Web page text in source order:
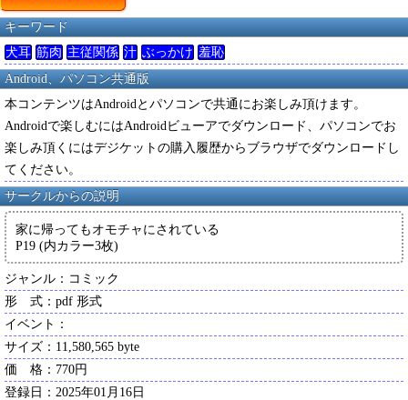
キーワード
犬耳 筋肉 主従関係 汁 ぶっかけ 羞恥
Android、パソコン共通版
本コンテンツはAndroidとパソコンで共通にお楽しみ頂けます。
Androidで楽しむにはAndroidビューアでダウンロード、パソコンでお
楽しみ頂くにはデジケットの購入履歴からブラウザでダウンロードし
てください。
サークルからの説明
家に帰ってもオモチャにされている
P19 (内カラー3枚)
ジャンル：コミック
形 式：pdf 形式
イベント：
サイズ：11,580,565 byte
価 格：770円
登録日：2025年01月16日